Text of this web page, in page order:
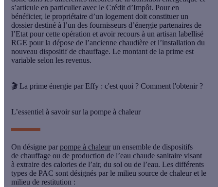
s’articule en particulier avec le Crédit d’Impôt. Pour en
bénéficier, le propriétaire d’un logement doit constituer un
dossier destiné à l’un des fournisseurs d’énergie partenaires de
l’Etat pour cette opération et avoir recours à un artisan labellisé
RGE pour la dépose de l’ancienne chaudière et l’installation du
nouveau dispositif de chauffage. Le montant de la prime est
variable selon les revenus.
🎬 La prime énergie par Effy : c'est quoi ? Comment l'obtenir ?
L’essentiel à savoir sur la pompe à chaleur
On désigne par pompe à chaleur un ensemble de dispositifs
de chauffage ou de production de l’eau chaude sanitaire visant
à extraire des calories de l’air, du sol ou de l’eau. Les différents
types de PAC sont désignés par le milieu source de chaleur et le
milieu de restitution :